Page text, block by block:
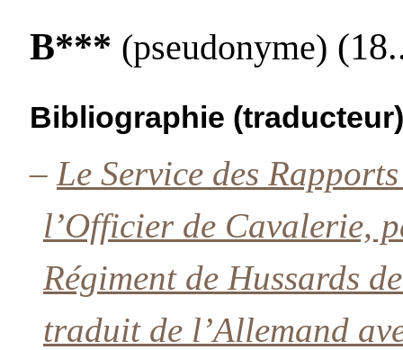
B*** (pseudonyme)
Bibliographie (traducteur)
– Le Service des
l’Officier de Cavalerie,
Régiment de Hussards
traduit de l’Allemand